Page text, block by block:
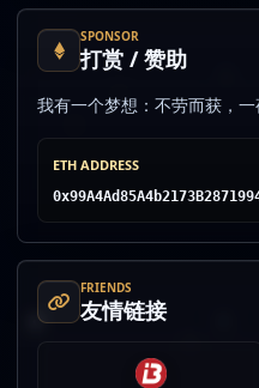
SPONSOR
打赏 / 赞助
我有一个梦想：不劳而获，一
ETH ADDRESS
FRIENDS
友情链接